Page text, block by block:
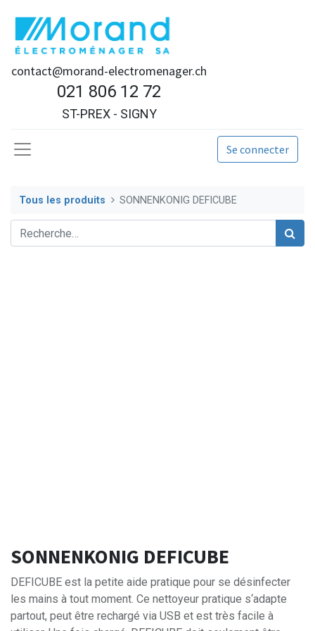
contact@morand-electromenager.ch
021 806 12 72
ST-PREX - SIGNY
Se connecter
Tous les produits SONNENKONIG DEFICUBE
SONNENKONIG DEFICUBE
DEFICUBE est la petite aide pratique pour se désinfecter
les mains à tout moment. Ce nettoyeur pratique s‘adapte
partout, peut être rechargé via USB et est très facile à